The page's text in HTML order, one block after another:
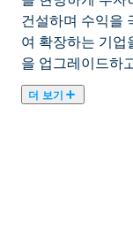
건설하며 수익을
여 확장하는 기업
을 업그레이드하
더 보기
리로 시작하여
을 현명하게 투
건설하며 수익을